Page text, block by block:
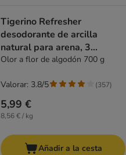
Tigerino Refresher
desodorante de arcilla
natural para arena, 3
variedades
Olor a flor de algodón 700 g
5,99 €
8,56 € / kg
Valorar: 3.8/5 (357)
Añadir a la cesta